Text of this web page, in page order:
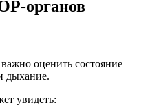
органов
оценить состояние
дыхание.
увидеть: